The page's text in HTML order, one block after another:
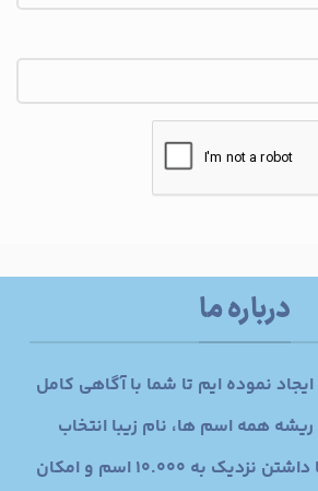
درباره ما
نموده ایم تا شما با آگاهی کامل
همه اسم ها، نام زیبا انتخاب
نمایید. این سایت با داشتن نزدیک به 10.000 اسم و امکان